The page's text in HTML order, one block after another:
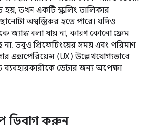
তখন একটি স্ক্রলিং তালিকার
অস্বস্তিকর হতে পারে। যদিও
জ্যাঙ্ক বলা যায় না, কারণ কোনো ফ্রেম
না, তবুও প্রিফেচিংয়ের সময় এবং পরিমাণ
এক্সপেরিয়েন্স (UX) উল্লেখযোগ্যভাবে
ব্যবহারকারীকে ডেটার জন্য অপেক্ষা
ডিবাগ করুন